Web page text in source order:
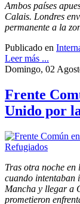
Ambos países
Calais. Londres
permanente a la
Publicado en
Leer más ...
Domingo, 02
Frente
Unido por
Tras otra noche en
cuando intentaban
Mancha y llegar a
prometieron